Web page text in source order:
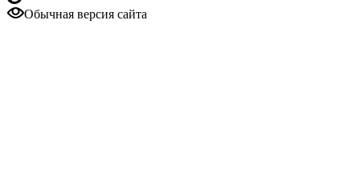
Обычная версия сайта